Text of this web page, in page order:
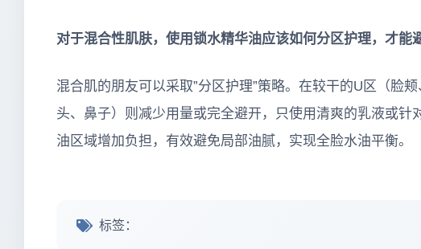
对于混合性肌肤，使用锁水精华油应该如何分区护理，才能
混合肌的朋友可以采取”分区护理”策略。在较干的U区（脸
头、鼻子）则减少用量或完全避开，只使用清爽的乳液或
油区域增加负担，有效避免局部油腻，实现全脸水油平衡。
标签：